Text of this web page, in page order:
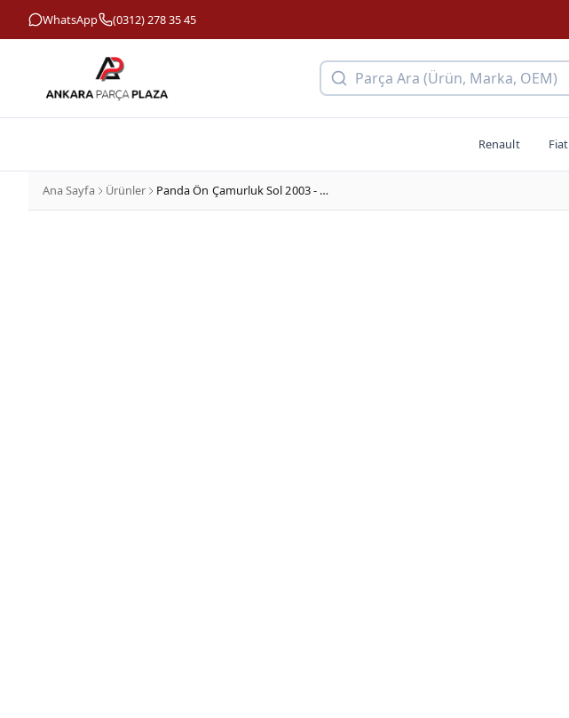
WhatsApp (0312) 278 35 45
Parça Ara (Ürün, Marka, OEM)
Renault Fiat
Ana Sayfa Ürünler Panda Ön Çamurluk Sol 2003 - 2011 Arası Dega